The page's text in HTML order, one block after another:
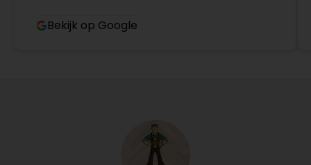
Bekijk op Google